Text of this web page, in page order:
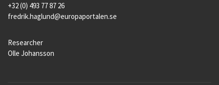
+32 (0) 493 77 87 26
fredrik.haglund@europaportalen.se
Researcher
Olle Johansson